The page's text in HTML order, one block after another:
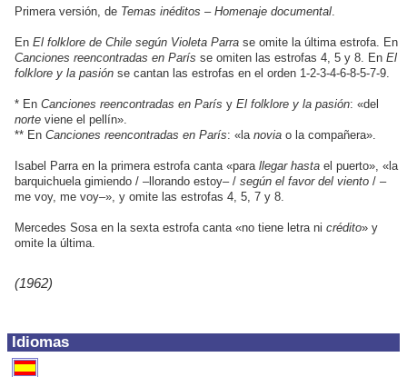
Idiomas
Primera versión, de Temas inéditos – Homenaje documental.
En El folklore de Chile según Violeta Parra se omite la última estrofa. En
Canciones reencontradas en París se omiten las estrofas 4, 5 y 8. En El
folklore y la pasión se cantan las estrofas en el orden 1-2-3-4-6-8-5-7-9.
* En Canciones reencontradas en París y El folklore y la pasión: «del
norte viene el pellín».
** En Canciones reencontradas en París: «la novia o la compañera».
Isabel Parra en la primera estrofa canta «para llegar hasta el puerto», «la
barquichuela gimiendo / –llorando estoy– / según el favor del viento / –
me voy, me voy–», y omite las estrofas 4, 5, 7 y 8.
Mercedes Sosa en la sexta estrofa canta «no tiene letra ni crédito» y
omite la última.
(1962)